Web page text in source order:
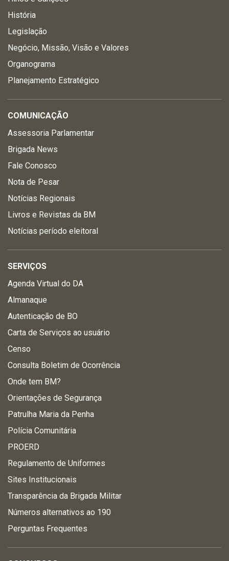
História
Legislação
Negócio, Missão, Visão e Valores
Organograma
Planejamento Estratégico
COMUNICAÇÃO
Assessoria Parlamentar
Brigada News
Fale Conosco
Nota de Pesar
Notícias Regionais
Livros e Revistas da BM
Notícias período eleitoral
SERVIÇOS
Agenda Virtual do DA
Almanaque
Autenticação de BO
Carta de Serviços ao usuário
Censo
Consulta Boletim de Ocorrência
Onde tem BM?
Orientações de Segurança
Patrulha Maria da Penha
Polícia Comunitária
PROERD
Regulamento de Uniformes
Sites Institucionais
Transparência da Brigada Militar
Números alternativos ao 190
Perguntas Frequentes